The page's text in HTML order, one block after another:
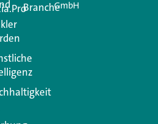
nicht veröffentlicht.
mit
BrancheGmbH